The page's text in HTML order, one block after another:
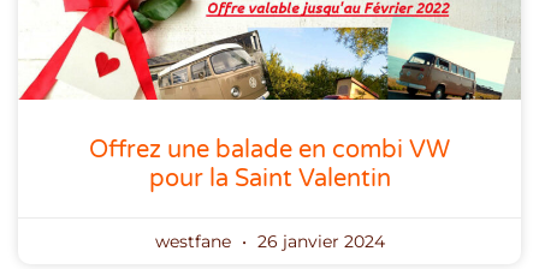
Offrez une balade en combi VW
pour la Saint Valentin
westfane 26 janvier 2024